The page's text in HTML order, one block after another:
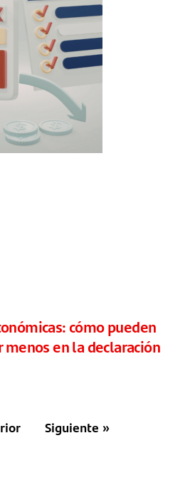
cómo pueden
menos en la declaración
Siguiente »